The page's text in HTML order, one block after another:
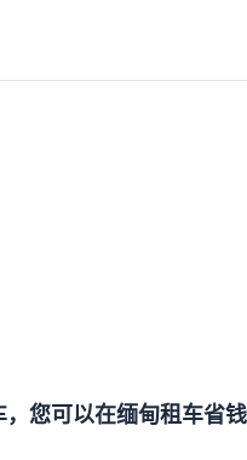
您可以在缅甸租车省